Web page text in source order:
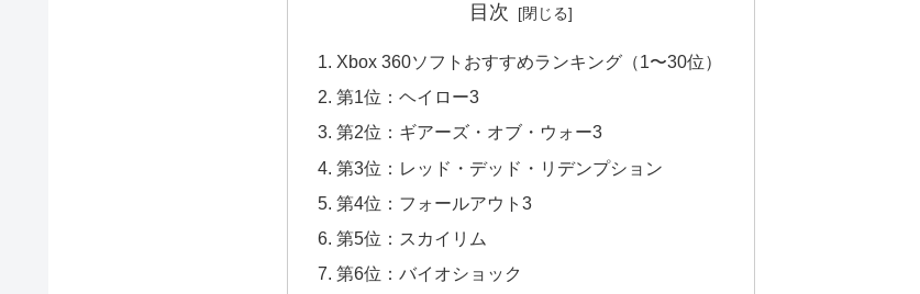
目次
Xbox 360ソフトおすすめランキング（1〜30位）
第1位：ヘイロー3
第2位：ギアーズ・オブ・ウォー3
第3位：レッド・デッド・リデンプション
第4位：フォールアウト3
第5位：スカイリム
第6位：バイオショック